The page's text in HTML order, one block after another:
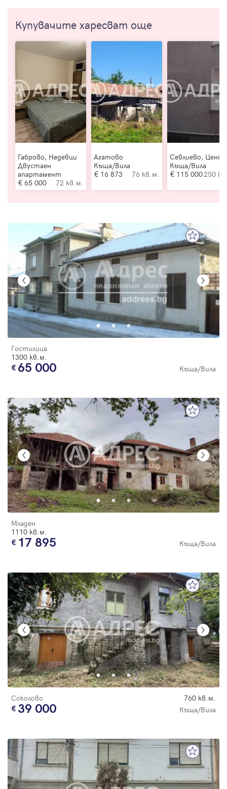
Купувачите харесват още
Габрово, Недевци
Двустаен
апартамент
65 000
72 кв.м.
Агатово
Къща/Вила
16 873
76 кв.м.
Севлиево,
Къща/Вила
115 000250
Гостилица
1300 кв.м.
65 000 Къща/Вила
Младен
1110 кв.м.
17 895 Къща/Вила
Соколово 760 кв.м.
39 000 Къща/Вила